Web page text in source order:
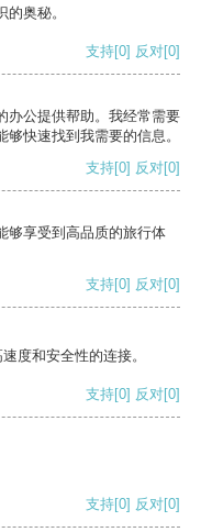
奥秘。
支持[0] 反对[0]
办公提供帮助。我经常需要
快速找到我需要的信息。
支持[0] 反对[0]
够享受到高品质的旅行体
支持[0] 反对[0]
度和安全性的连接。
支持[0] 反对[0]
支持[0] 反对[0]